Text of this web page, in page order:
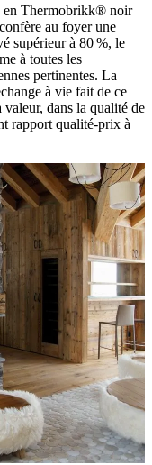
en Thermobrikk® noir
au foyer une
supérieur à 80 %, le
à toutes les
pertinentes. La
à vie fait de ce
valeur, dans la qualité de
rapport qualité-prix à